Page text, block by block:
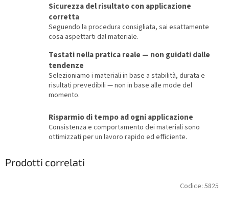
Sicurezza del risultato con applicazione
corretta
Seguendo la procedura consigliata, sai esattamente
cosa aspettarti dal materiale.
Testati nella pratica reale — non guidati dalle
tendenze
Selezioniamo i materiali in base a stabilità, durata e
risultati prevedibili — non in base alle mode del
momento.
Risparmio di tempo ad ogni applicazione
Consistenza e comportamento dei materiali sono
ottimizzati per un lavoro rapido ed efficiente.
Prodotti correlati
Codice: 5825